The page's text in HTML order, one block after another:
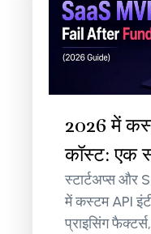
2026 में
कॉस्ट: एक
स्टार्टअप्स और
में कस्टम API
प्राइसिंग